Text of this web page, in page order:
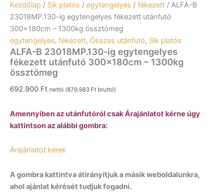
Kezdőlap / Sík platós / egytengelyes / fékezett / ALFA-B
23018MP.130-ig egytengelyes fékezett utánfutó
300x180cm – 1300kg össztömeg
egytengelyes, fékezett, Összes utánfutó, Sík platós
ALFA-B 23018MP.130-ig egytengelyes
fékezett utánfutó 300x180cm – 1300kg
össztömeg
692.900 Ft nettó (879.983 Ft bruttó)
Amennyiben az utánfutóról csak Árajánlatot kérne úgy
kattintson az alábbi gombra:
Árajánlatot kérek
A gombra kattintva átirányítjuk a másik weboldalunkra,
ahol ajánlat kérését tudjuk fogadni.